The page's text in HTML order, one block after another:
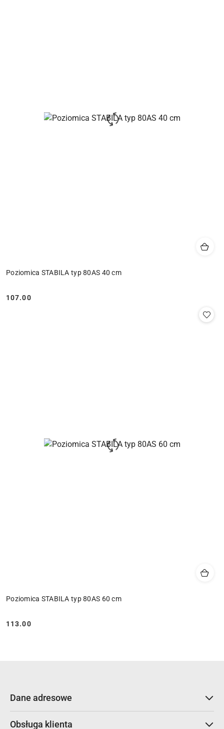
Poziomica STABILA typ 80AS 40 cm
Cena:
107.00
Poziomica STABILA typ 80AS 60 cm
Cena:
113.00
Dane adresowe
Obsługa klienta